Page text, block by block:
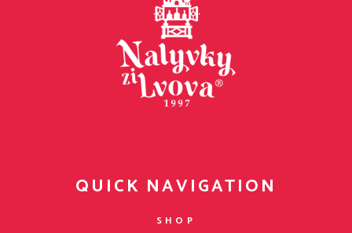
QUICK NAVIGATION
SHOP